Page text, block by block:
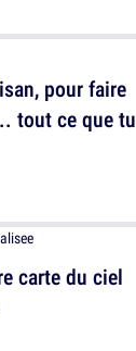
carte du ciel
pour faire
tout ce que tu